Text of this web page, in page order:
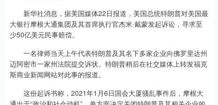
新华社消息，据美国媒体22日报道，美国总统特朗普对美国最
大银行摩根大通集团及其首席执行官杰米·戴蒙发起诉讼，寻求至
少50亿美元民事赔偿。
一名律师当天上午代表特朗普及其名下多家企业向佛罗里达州
迈阿密市一家州法院提交诉状。特朗普稍后在社交媒体上转发福克
斯商业新闻网站对此事的报道。
这份起诉书称，2021年1月6日国会大厦骚乱事件后，摩根大